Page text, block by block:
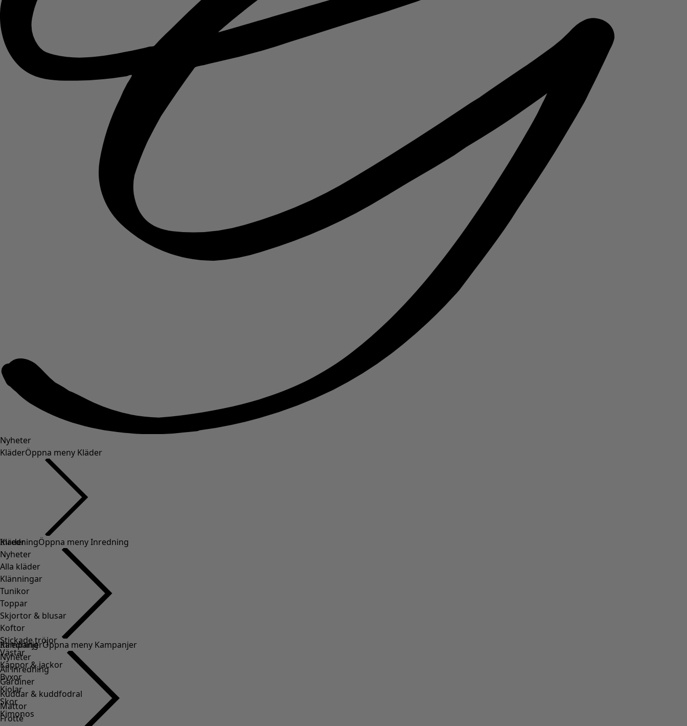
Nyheter
KläderÖppna meny Kläder
Kläder
Nyheter
Alla kläder
Klänningar
Tunikor
Toppar
Skjortor & blusar
Koftor
Stickade tröjor
Västar
Kappor & jackor
Byxor
Kjolar
Skor
Kimonos
InredningÖppna meny Inredning
Inredning
Nyheter
All inredning
Gardiner
Kuddar & kuddfodral
Mattor
Frotté
KampanjerÖppna meny Kampanjer